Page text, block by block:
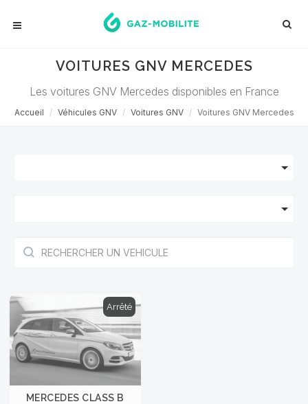
VOITURES GNV MERCEDES
Les voitures GNV Mercedes disponibles en France
Accueil Véhicules GNV Voitures GNV Voitures GNV Mercedes
MERCEDES CLASS B
Arrêté